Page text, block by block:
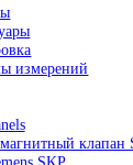
Mitsubishi
MITSUBISHI